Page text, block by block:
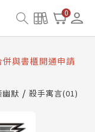
0
護中，本站同步暫
併與書櫃開通申請
開通與資產合併申
及資產合併結果
幽默 殺手寓言(01)